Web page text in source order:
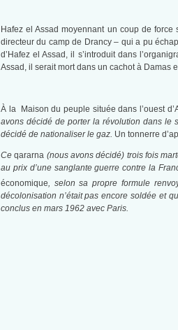
Hafez el Assad moyennant un coup de
directeur du camp de Drancy – qui a pu
d’Hafez el Assad, il s’introduit dans
Assad, il serait mort dans un cachot à Damas
À la Maison du peuple située dans l’ouest
avons décidé de porter la révolution dans le
décidé de nationaliser le gaz. Un tonnerre
Ceqararna (nous avons décidé) trois fois
au prix d’une sanglante guerre contre la
économique, selon sa propre formule
décolonisation n’était pas encore soldée et
conclus en mars 1962 avec Paris.